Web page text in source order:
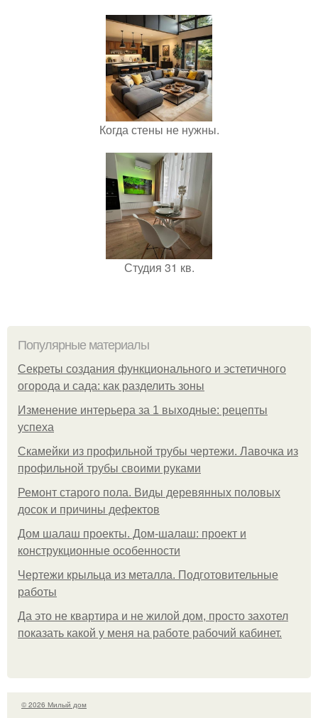
Когда стены не нужны.
Студия 31 кв.
Популярные материалы
Секреты создания функционального и эстетичного
огорода и сада: как разделить зоны
Изменение интерьера за 1 выходные: рецепты
успеха
Скамейки из профильной трубы чертежи. Лавочка из
профильной трубы своими руками
Ремонт старого пола. Виды деревянных половых
досок и причины дефектов
Дом шалаш проекты. Дом-шалаш: проект и
конструкционные особенности
Чертежи крыльца из металла. Подготовительные
работы
Да это не квартира и не жилой дом, просто захотел
показать какой у меня на работе рабочий кабинет.
© 2026 Милый дом